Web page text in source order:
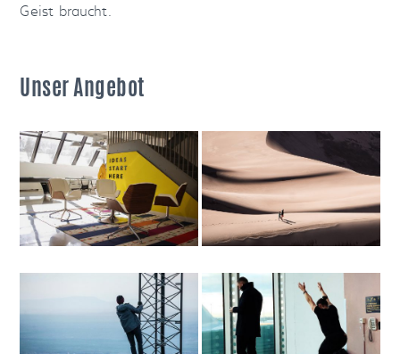
Geist braucht.
Unser Angebot